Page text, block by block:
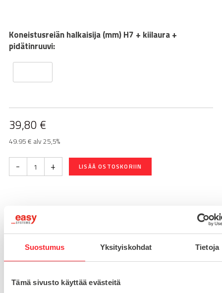
Suostumus Yksityiskohdat Tietoja
Tämä sivusto käyttää evästeitä
Koneistusreiän halkaisija (mm) H7 + kiilaura +
pidätinruuvi:
39,80 €
49.95 € alv 25,5%
- + LISÄÄ OSTOSKORIIN
Pikatoimitus mahdollinen, kysy myynnistämme.
Toimituskulut 25€ kun lähetyksen pituus alle 1900mm.
Yli 1900mm toimitus 50€ ja yli 3000mm toimitus 150€